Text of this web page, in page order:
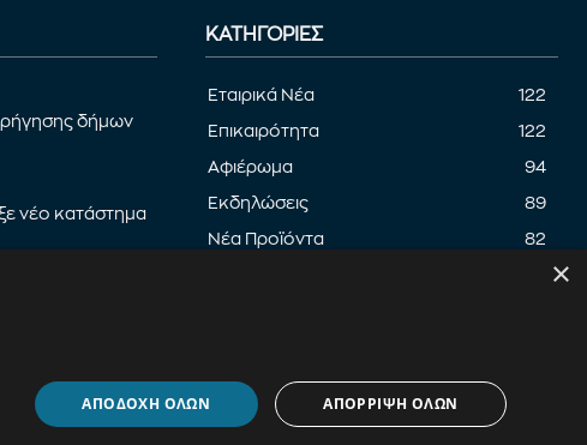
δήμων
νέο κατάστημα
ΚΑΤΗΓΟΡΊΕΣ
Εταιρικά Νέα 122
Επικαιρότητα 122
Αφιέρωμα 94
Εκδηλώσεις 89
Νέα Προϊόντα 82
×
ΑΠΟΔΟΧΗ ΟΛΩΝ ΑΠΟΡΡΙΨΗ ΟΛΩΝ